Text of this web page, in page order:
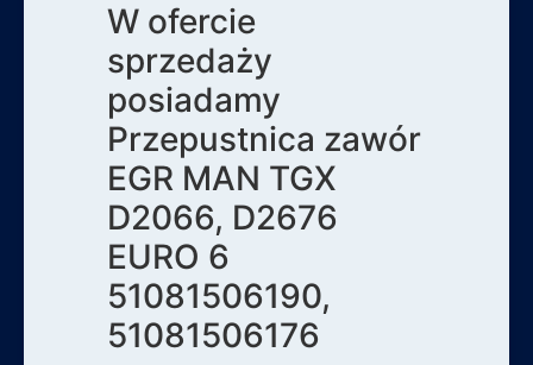
W ofercie
sprzedaży
posiadamy
Przepustnica zawór
EGR MAN TGX
D2066, D2676
EURO 6
51081506190,
51081506176